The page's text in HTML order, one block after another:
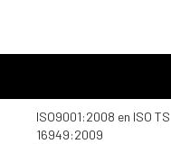
ISO9001:2008 en ISO TS
16949:2009